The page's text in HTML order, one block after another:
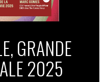
GRANDE
2025